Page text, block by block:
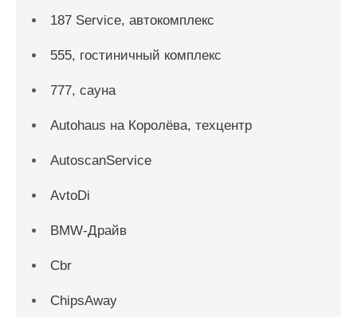
187 Service, автокомплекс
555, гостиничный комплекс
777, сауна
Autohaus на Королёва, техцентр
AutoscanService
AvtoDi
BMW-Драйв
Cbr
ChipsAway